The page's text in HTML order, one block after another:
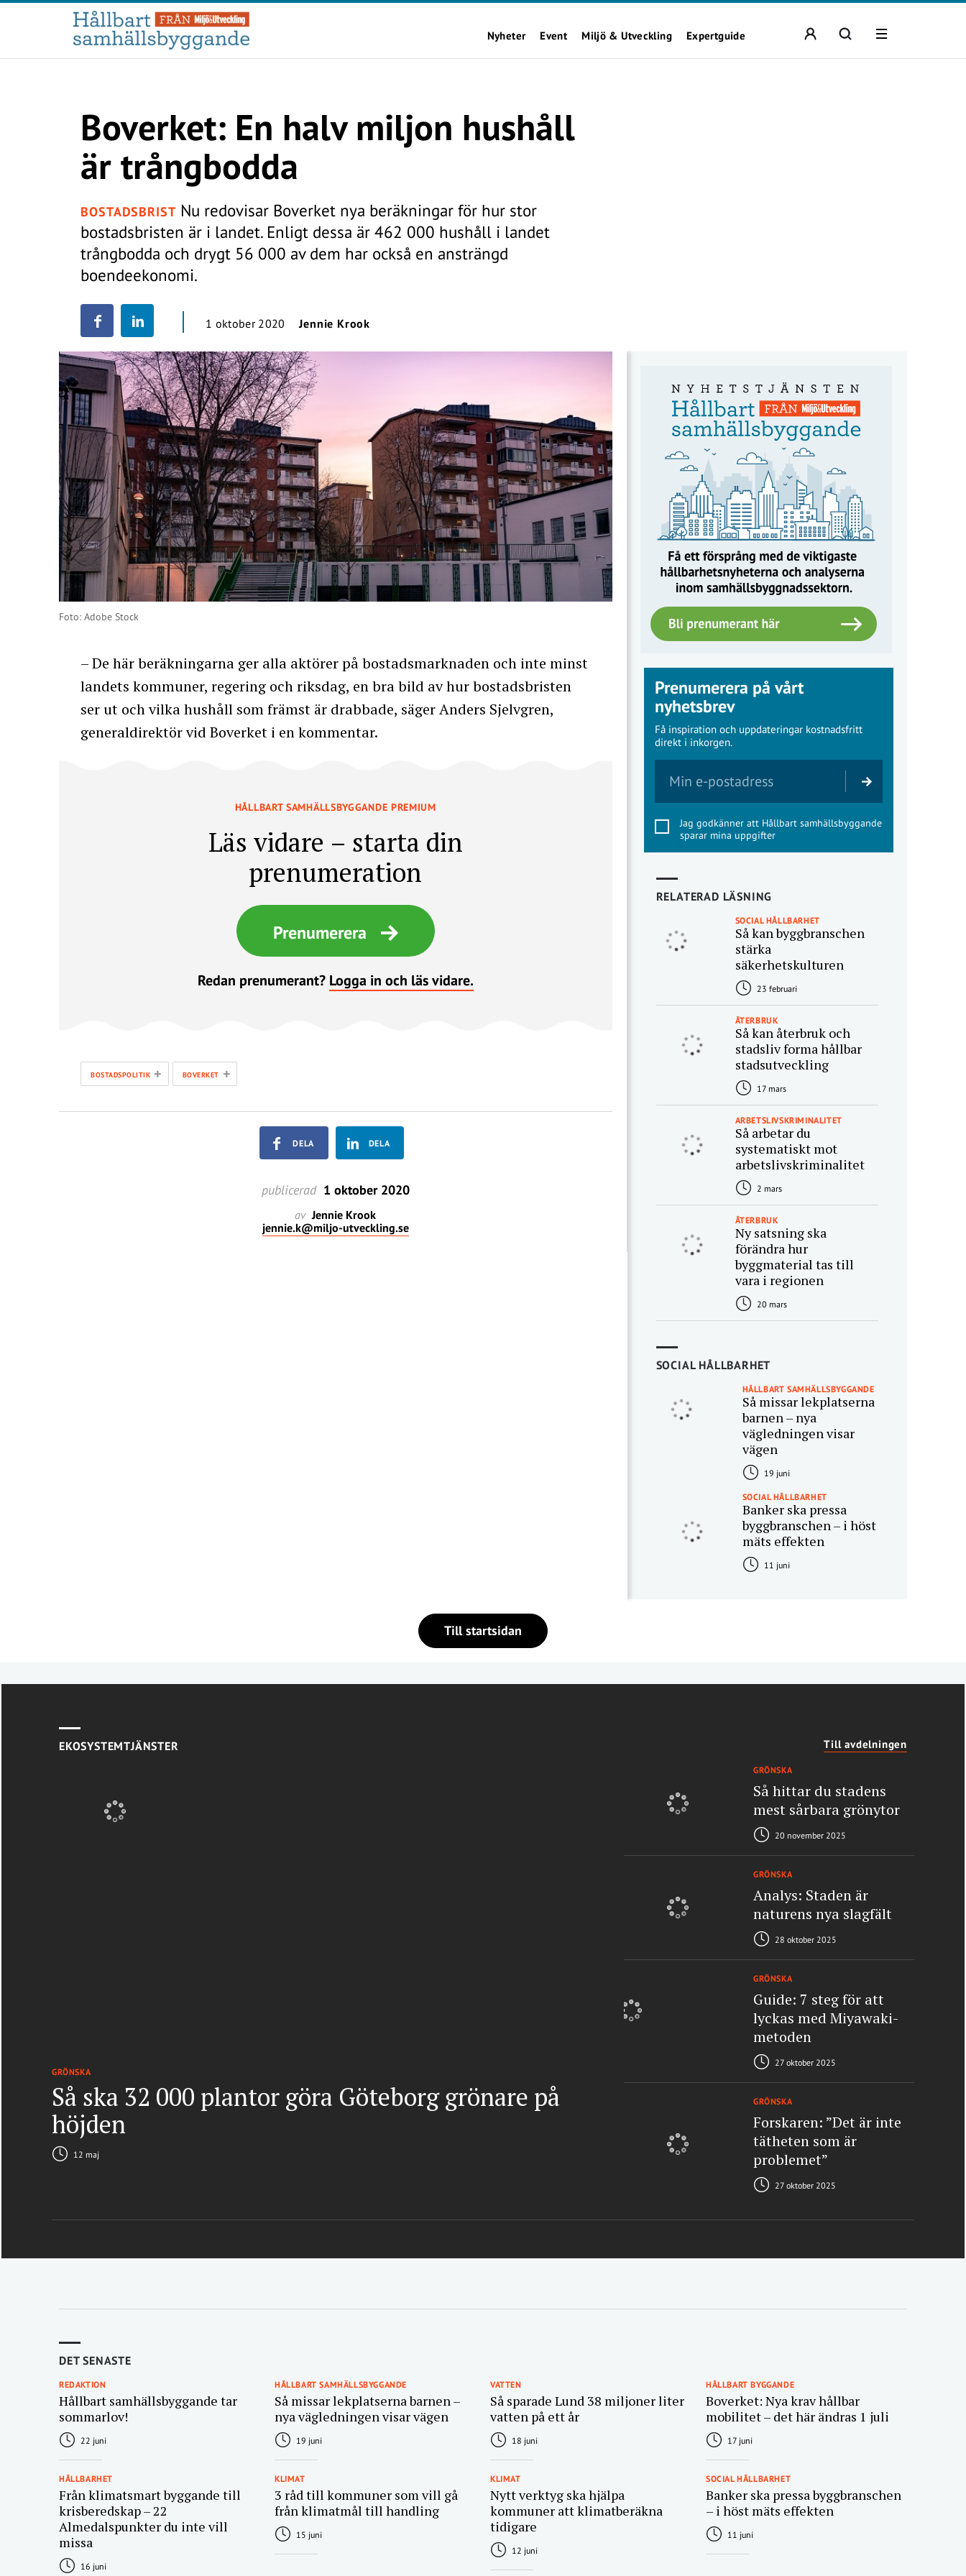
Nyheter Event Miljö & Utveckling Expertguide
Boverket: En halv miljon hushåll
är trångbodda
BOSTADSBRIST Nu redovisar Boverket nya beräkningar för hur stor
bostadsbristen är i landet. Enligt dessa är 462 000 hushåll i landet
trångbodda och drygt 56 000 av dem har också en ansträngd
boendeekonomi.
1 oktober 2020 Jennie Krook
Foto: Adobe Stock
– De här beräkningarna ger alla aktörer på bostadsmarknaden och inte minst
landets kommuner, regering och riksdag, en bra bild av hur bostadsbristen
ser ut och vilka hushåll som främst är drabbade, säger Anders Sjelvgren,
generaldirektör vid Boverket i en kommentar.
HÅLLBART SAMHÄLLSBYGGANDE PREMIUM
Läs vidare – starta din
prenumeration
Prenumerera
Redan prenumerant? Logga in och läs vidare.
BOSTADSPOLITIK + BOVERKET +
DELA DELA
publicerad 1 oktober 2020
av Jennie Krook
jennie.k@miljo-utveckling.se
Prenumerera på vårt
nyhetsbrev
Få inspiration och uppdateringar kostnadsfritt
direkt i inkorgen.
Jag godkänner att Hållbart samhällsbyggande
sparar mina uppgifter
RELATERAD LÄSNING
SOCIAL HÅLLBARHET
Så kan byggbranschen
stärka
säkerhetskulturen
23 februari
ÅTERBRUK
Så kan återbruk och
stadsliv forma hållbar
stadsutveckling
17 mars
ARBETSLIVSKRIMINALITET
Så arbetar du
systematiskt mot
arbetslivskriminalitet
2 mars
ÅTERBRUK
Ny satsning ska
förändra hur
byggmaterial tas till
vara i regionen
20 mars
SOCIAL HÅLLBARHET
HÅLLBART SAMHÄLLSBYGGANDE
Så missar lekplatserna
barnen – nya
vägledningen visar
vägen
19 juni
SOCIAL HÅLLBARHET
Banker ska pressa
byggbranschen – i höst
mäts effekten
11 juni
Till startsidan
EKOSYSTEMTJÄNSTER Till avdelningen
GRÖNSKA
Så ska 32 000 plantor göra Göteborg grönare på
höjden
12 maj
GRÖNSKA
Så hittar du stadens
mest sårbara grönytor
20 november 2025
GRÖNSKA
Analys: Staden är
naturens nya slagfält
28 oktober 2025
GRÖNSKA
Guide: 7 steg för att
lyckas med Miyawaki-
metoden
27 oktober 2025
GRÖNSKA
Forskaren: ”Det är inte
tätheten som är
problemet”
27 oktober 2025
DET SENASTE
REDAKTION
Hållbart samhällsbyggande tar
sommarlov!
22 juni
HÅLLBART SAMHÄLLSBYGGANDE
Så missar lekplatserna barnen –
nya vägledningen visar vägen
19 juni
VATTEN
Så sparade Lund 38 miljoner liter
vatten på ett år
18 juni
HÅLLBART BYGGANDE
Boverket: Nya krav hållbar
mobilitet – det här ändras 1 juli
17 juni
HÅLLBARHET
Från klimatsmart byggande till
krisberedskap – 22
Almedalspunkter du inte vill
missa
16 juni
KLIMAT
3 råd till kommuner som vill gå
från klimatmål till handling
15 juni
KLIMAT
Nytt verktyg ska hjälpa
kommuner att klimatberäkna
tidigare
12 juni
SOCIAL HÅLLBARHET
Banker ska pressa byggbranschen
– i höst mäts effekten
11 juni